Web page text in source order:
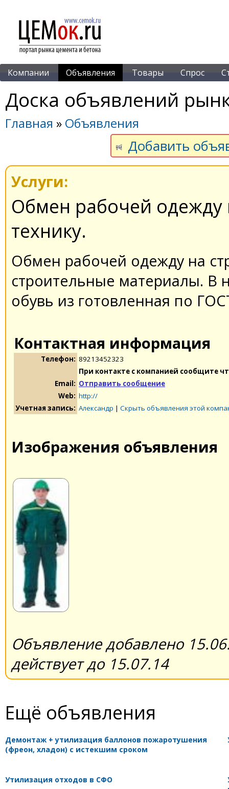
Компании Объявления Товары Спрос
Доска объявлений
Главная » Объявления
Добавить
Услуги:
Обмен рабочей одежду
технику.
Обмен рабочей одежду на
строительные материалы. В
обувь из готовленная по
Контактная информация
Телефон: 89213452323
При контакте с компанией сообщите
Email: Отправить сообщение
Web: http://
Учетная запись: Александр | Скрыть объявления этой
Изображения объявления
Объявление добавлено
действует до 15.07.14
Ещё объявления
Демонтаж + утилизация баллонов пожаротушения
(фреон, хладон) с истекшим сроком
Утилизация отходов в СФО